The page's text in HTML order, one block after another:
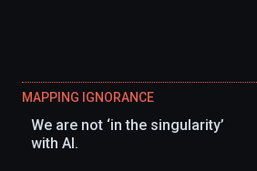
MAPPING IGNORANCE
We are not ‘in the singularity’
with AI.